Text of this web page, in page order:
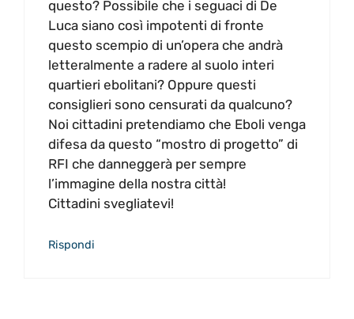
questo? Possibile che i seguaci di De
Luca siano così impotenti di fronte
questo scempio di un’opera che andrà
letteralmente a radere al suolo interi
quartieri ebolitani? Oppure questi
consiglieri sono censurati da qualcuno?
Noi cittadini pretendiamo che Eboli venga
difesa da questo “mostro di progetto” di
RFI che danneggerà per sempre
l’immagine della nostra città!
Cittadini svegliatevi!
Rispondi